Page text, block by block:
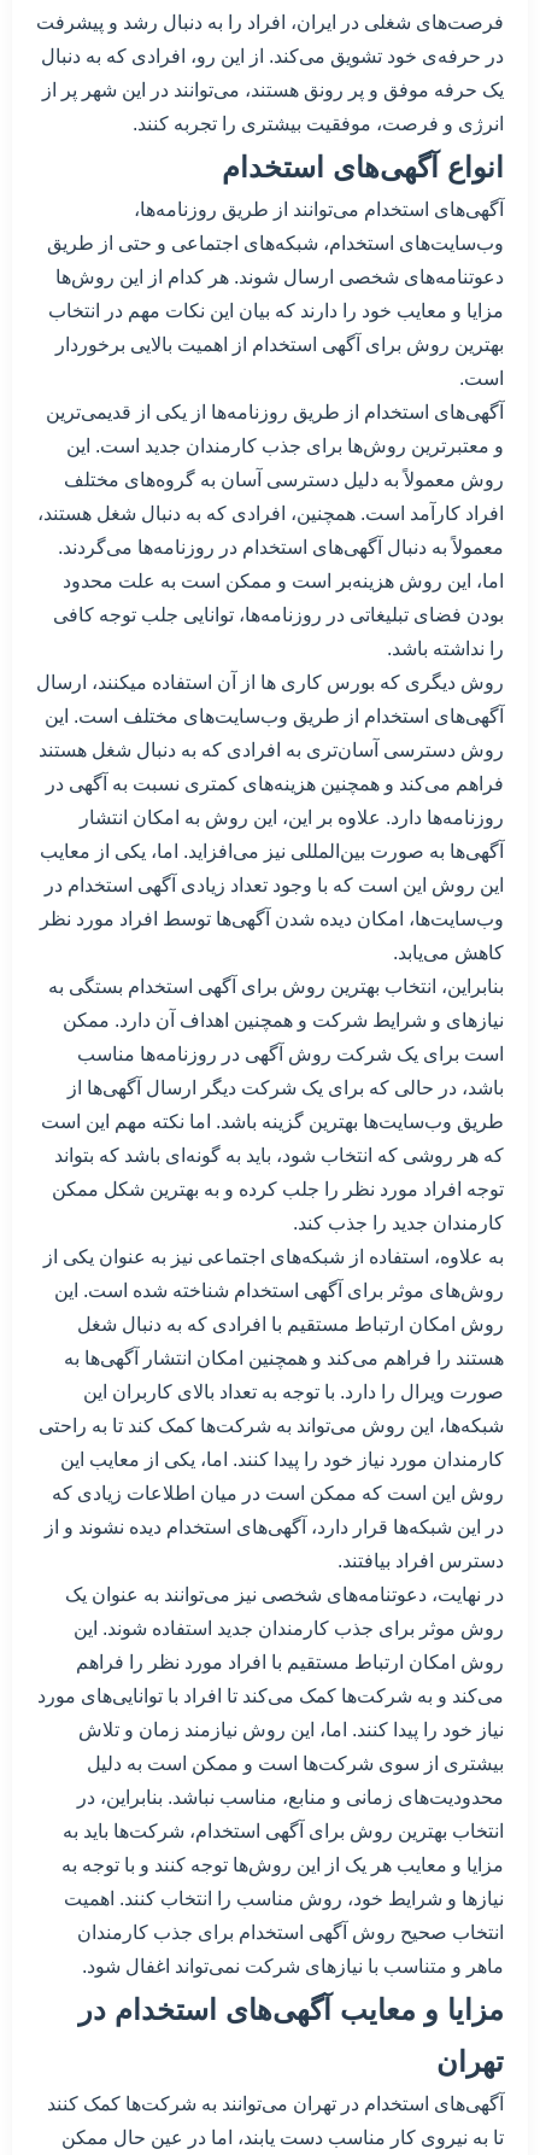
فرصت‌های شغلی در ایران، افراد را به دنبال رشد و پیشرفت
در حرفه‌ی خود تشویق می‌کند. از این رو، افرادی که به دنبال
یک حرفه موفق و پر رونق هستند، می‌توانند در این شهر پر از
انرژی و فرصت، موفقیت بیشتری را تجربه کنند.
انواع آگهی‌های استخدام
آگهی‌های استخدام می‌توانند از طریق روزنامه‌ها،
وب‌سایت‌های استخدام، شبکه‌های اجتماعی و حتی از طریق
دعوتنامه‌های شخصی ارسال شوند. هر کدام از این روش‌ها
مزایا و معایب خود را دارند که بیان این نکات مهم در انتخاب
بهترین روش برای آگهی استخدام از اهمیت بالایی برخوردار
است.
آگهی‌های استخدام از طریق روزنامه‌ها از یکی از قدیمی‌ترین
و معتبرترین روش‌ها برای جذب کارمندان جدید است. این
روش معمولاً به دلیل دسترسی آسان به گروه‌های مختلف
افراد کارآمد است. همچنین، افرادی که به دنبال شغل هستند،
معمولاً به دنبال آگهی‌های استخدام در روزنامه‌ها می‌گردند.
اما، این روش هزینه‌بر است و ممکن است به علت محدود
بودن فضای تبلیغاتی در روزنامه‌ها، توانایی جلب توجه کافی
را نداشته باشد.
روش دیگری که بورس کاری ها از آن استفاده میکنند، ارسال
آگهی‌های استخدام از طریق وب‌سایت‌های مختلف است. این
روش دسترسی آسان‌تری به افرادی که به دنبال شغل هستند
فراهم می‌کند و همچنین هزینه‌های کمتری نسبت به آگهی در
روزنامه‌ها دارد. علاوه بر این، این روش به امکان انتشار
آگهی‌ها به صورت بین‌المللی نیز می‌افزاید. اما، یکی از معایب
این روش این است که با وجود تعداد زیادی آگهی استخدام در
وب‌سایت‌ها، امکان دیده شدن آگهی‌ها توسط افراد مورد نظر
کاهش می‌یابد.
بنابراین، انتخاب بهترین روش برای آگهی استخدام بستگی به
نیازهای و شرایط شرکت و همچنین اهداف آن دارد. ممکن
است برای یک شرکت روش آگهی در روزنامه‌ها مناسب
باشد، در حالی که برای یک شرکت دیگر ارسال آگهی‌ها از
طریق وب‌سایت‌ها بهترین گزینه باشد. اما نکته مهم این است
که هر روشی که انتخاب شود، باید به گونه‌ای باشد که بتواند
توجه افراد مورد نظر را جلب کرده و به بهترین شکل ممکن
کارمندان جدید را جذب کند.
به علاوه، استفاده از شبکه‌های اجتماعی نیز به عنوان یکی از
روش‌های موثر برای آگهی استخدام شناخته شده است. این
روش امکان ارتباط مستقیم با افرادی که به دنبال شغل
هستند را فراهم می‌کند و همچنین امکان انتشار آگهی‌ها به
صورت ویرال را دارد. با توجه به تعداد بالای کاربران این
شبکه‌ها، این روش می‌تواند به شرکت‌ها کمک کند تا به راحتی
کارمندان مورد نیاز خود را پیدا کنند. اما، یکی از معایب این
روش این است که ممکن است در میان اطلاعات زیادی که
در این شبکه‌ها قرار دارد، آگهی‌های استخدام دیده نشوند و از
دسترس افراد بیافتند.
در نهایت، دعوتنامه‌های شخصی نیز می‌توانند به عنوان یک
روش موثر برای جذب کارمندان جدید استفاده شوند. این
روش امکان ارتباط مستقیم با افراد مورد نظر را فراهم
می‌کند و به شرکت‌ها کمک می‌کند تا افراد با توانایی‌های مورد
نیاز خود را پیدا کنند. اما، این روش نیازمند زمان و تلاش
بیشتری از سوی شرکت‌ها است و ممکن است به دلیل
محدودیت‌های زمانی و منابع، مناسب نباشد. بنابراین، در
انتخاب بهترین روش برای آگهی استخدام، شرکت‌ها باید به
مزایا و معایب هر یک از این روش‌ها توجه کنند و با توجه به
نیازها و شرایط خود، روش مناسب را انتخاب کنند. اهمیت
انتخاب صحیح روش آگهی استخدام برای جذب کارمندان
ماهر و متناسب با نیازهای شرکت نمی‌تواند اغفال شود.
مزایا و معایب آگهی‌های استخدام در
تهران
آگهی‌های استخدام در تهران می‌توانند به شرکت‌ها کمک کنند
تا به نیروی کار مناسب دست یابند، اما در عین حال ممکن